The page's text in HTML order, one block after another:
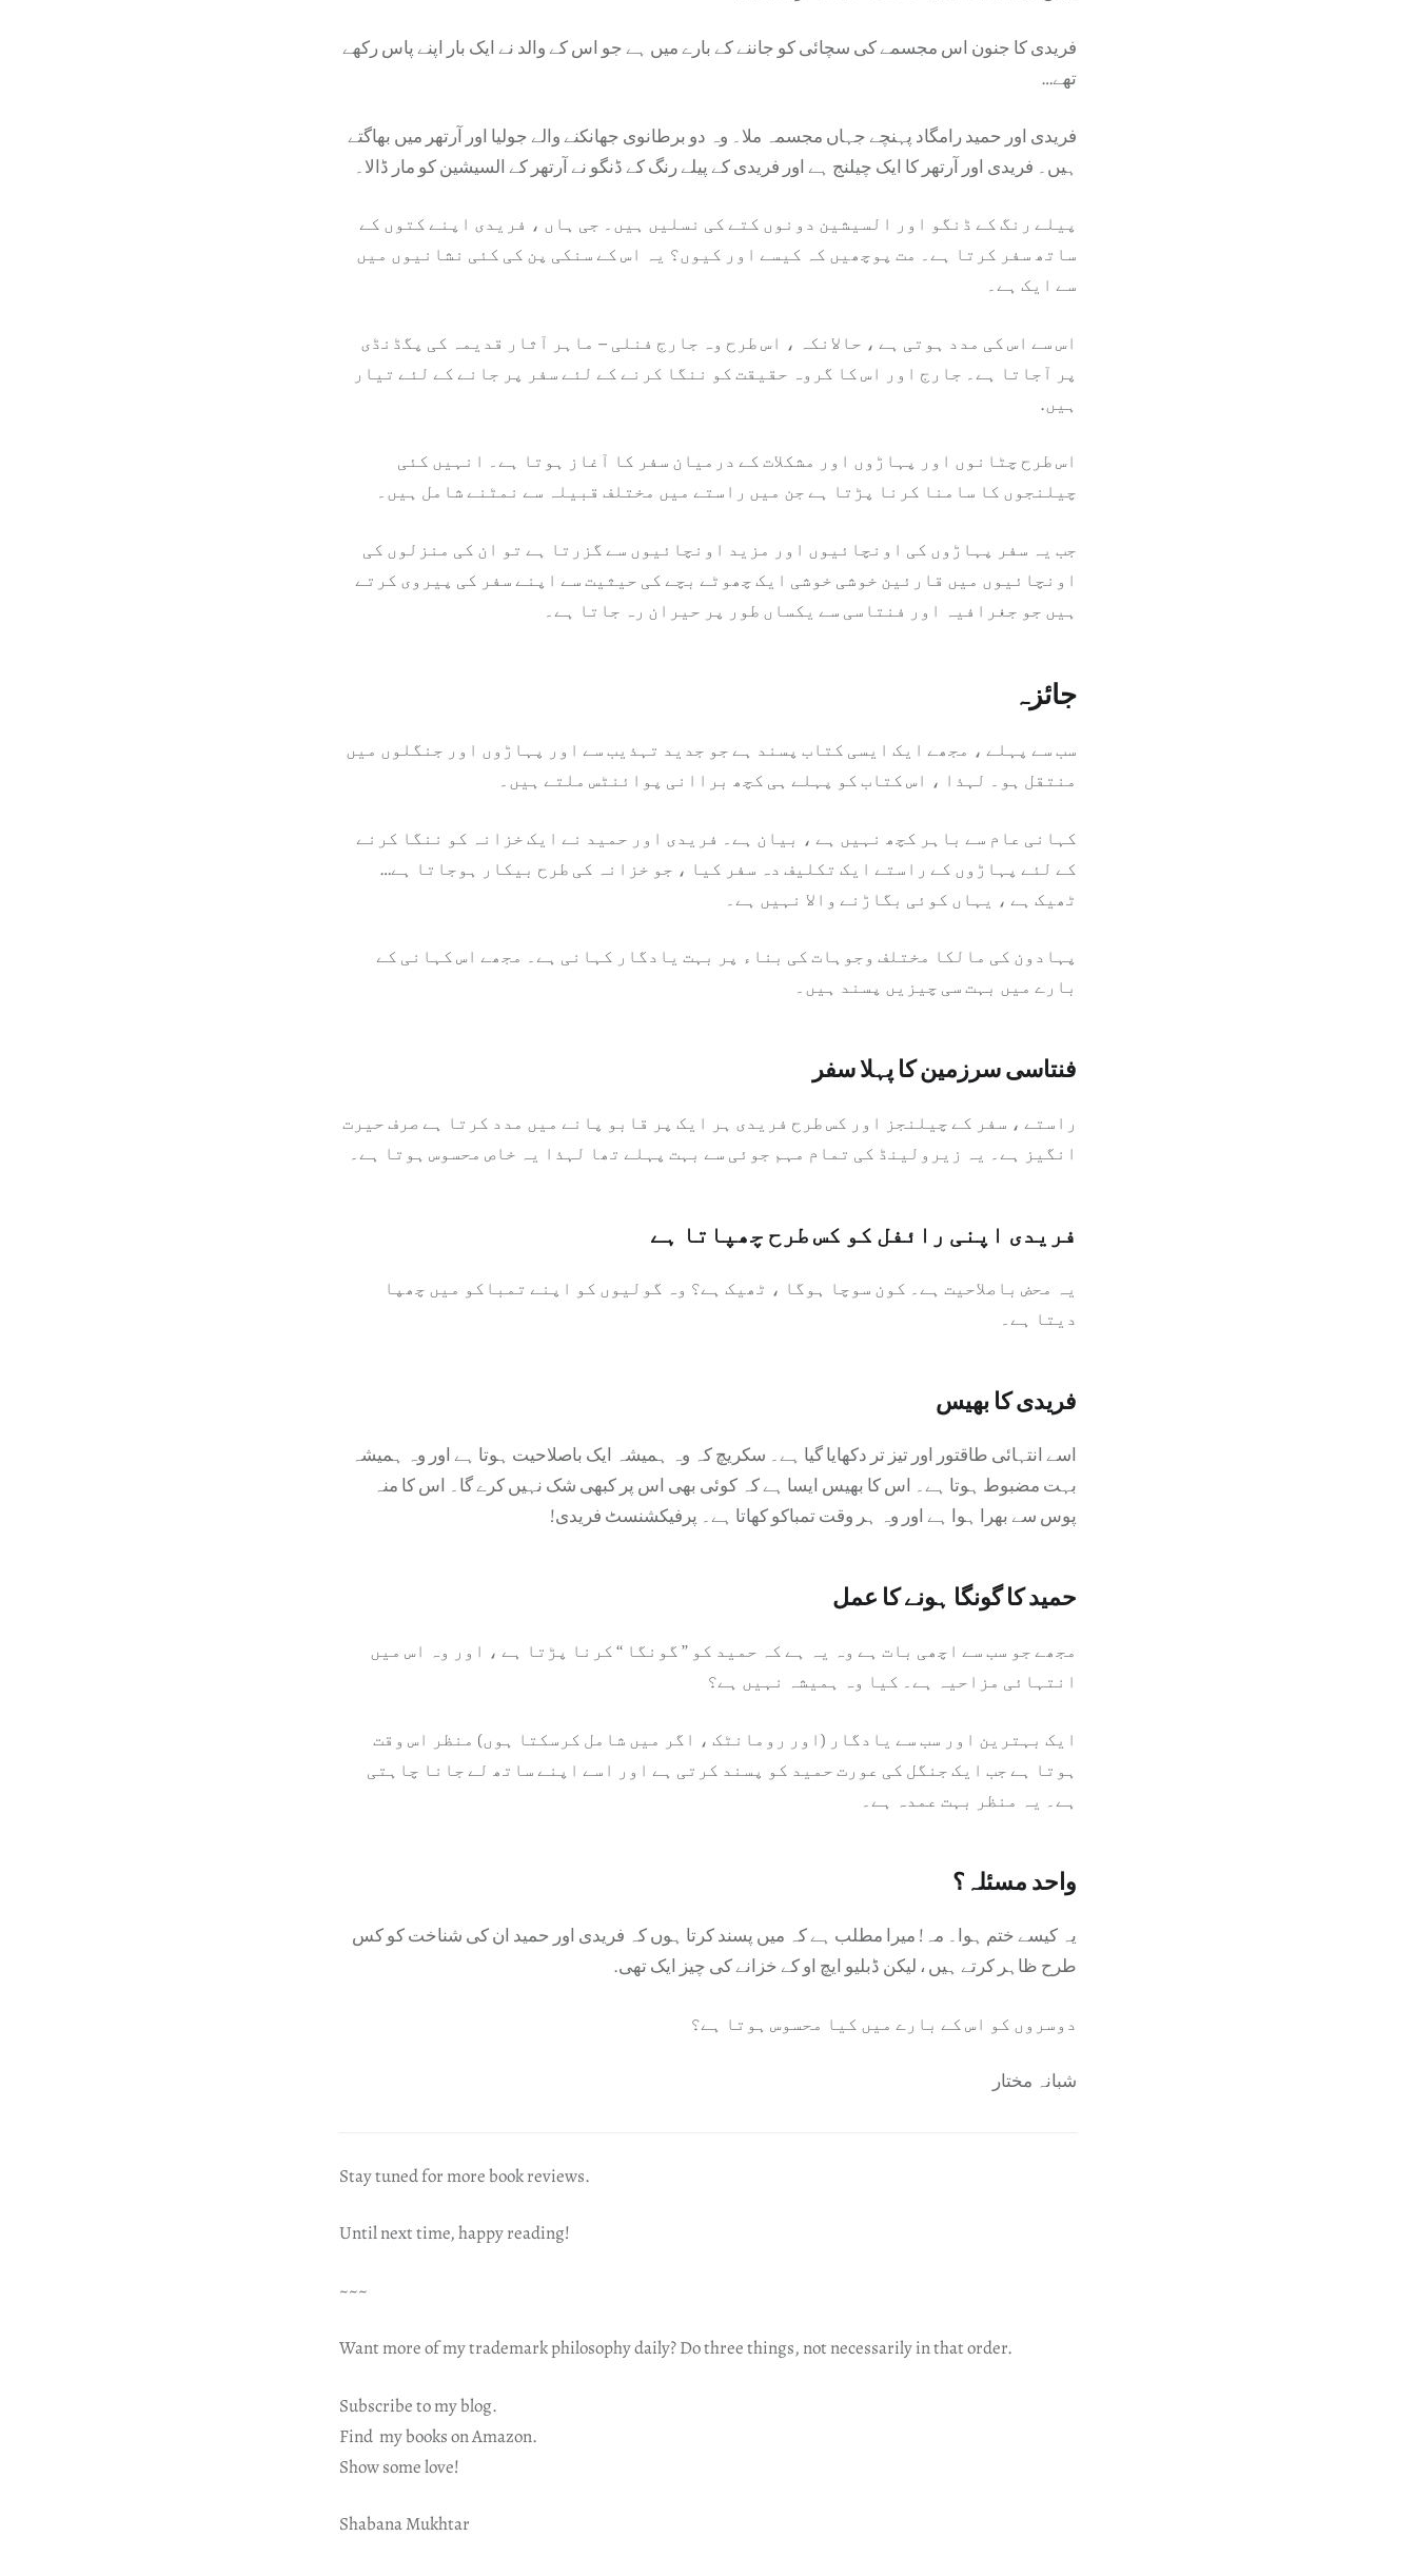
فریدی کا جنون اس مجسمے کی سچائی کو جاننے کے بارے میں ہے جو اس کے والد نے ایک بار اپنے پاس رکھے
تھے…
فریدی اور حمید رامگاد پہنچے جہاں مجسمہ ملا۔ وہ دو برطانوی جھانکنے والے جولیا اور آرتھر میں بھاگتے
ہیں۔ فریدی اور آرتھر کا ایک چیلنج ہے اور فریدی کے پیلے رنگ کے ڈنگو نے آرتھر کے السیشین کو مار ڈالا۔
پیلے رنگ کے ڈنگو اور السیشین دونوں کتے کی نسلیں ہیں۔ جی ہاں ، فریدی اپنے کتوں کے
ساتھ سفر کرتا ہے۔ مت پوچھیں کہ کیسے اور کیوں؟ یہ اس کے سنکی پن کی کئی نشانیوں میں
سے ایک ہے۔
اس سے اس کی مدد ہوتی ہے ، حالانکہ ، اس طرح وہ جارج فنلی – ماہر آثار قدیمہ کی پگڈنڈی
پر آجاتا ہے۔ جارج اور اس کا گروہ حقیقت کو ننگا کرنے کے لئے سفر پر جانے کے لئے تیار
ہیں.
اس طرح چٹانوں اور پہاڑوں اور مشکلات کے درمیان سفر کا آغاز ہوتا ہے۔ انہیں کئی
چیلنجوں کا سامنا کرنا پڑتا ہے جن میں راستے میں مختلف قبیلہ سے نمٹنے شامل ہیں۔
جب یہ سفر پہاڑوں کی اونچائیوں اور مزید اونچائیوں سے گزرتا ہے تو ان کی منزلوں کی
اونچائیوں میں قارئین خوشی خوشی ایک چھوٹے بچے کی حیثیت سے اپنے سفر کی پیروی کرتے
ہیں جو جغرافیہ اور فنتاسی سے یکساں طور پر حیران رہ جاتا ہے۔
جائزہ
سب سے پہلے ، مجھے ایک ایسی کتاب پسند ہے جو جدید تہذیب سے اور پہاڑوں اور جنگلوں میں
منتقل ہو۔ لہذا ، اس کتاب کو پہلے ہی کچھ براانی پوائنٹس ملتے ہیں۔
کہانی عام سے باہر کچھ نہیں ہے ، بیان ہے۔ فریدی اور حمید نے ایک خزانہ کو ننگا کرنے
کے لئے پہاڑوں کے راستے ایک تکلیف دہ سفر کیا ، جو خزانہ کی طرح بیکار ہوجاتا ہے…
ٹھیک ہے ، یہاں کوئی بگاڑنے والا نہیں ہے۔
پہادون کی مالکا مختلف وجوہات کی بناء پر بہت یادگار کہانی ہے۔ مجھے اس کہانی کے
بارے میں بہت سی چیزیں پسند ہیں۔
فنتاسی سرزمین کا پہلا سفر
راستے ، سفر کے چیلنجز اور کس طرح فریدی ہر ایک پر قابو پانے میں مدد کرتا ہے صرف حیرت
انگیز ہے۔ یہ زیرولینڈ کی تمام مہم جوئی سے بہت پہلے تھا لہذا یہ خاص محسوس ہوتا ہے۔
فریدی اپنی رائفل کو کس طرح چھپاتا ہے
یہ محض باصلاحیت ہے۔ کون سوچا ہوگا ، ٹھیک ہے؟ وہ گولیوں کو اپنے تمباکو میں چھپا
دیتا ہے۔
فریدی کا بھیس
اسے انتہائی طاقتور اور تیز تر دکھایا گیا ہے۔ سکریچ کہ وہ ہمیشہ ایک باصلاحیت ہوتا ہے اور وہ ہمیشہ
بہت مضبوط ہوتا ہے۔ اس کا بھیس ایسا ہے کہ کوئی بھی اس پر کبھی شک نہیں کرے گا۔ اس کا منہ
پوس سے بھرا ہوا ہے اور وہ ہر وقت تمباکو کھاتا ہے۔ پرفیکشنسٹ فریدی!
حمید کا گونگا ہونے کا عمل
مجھے جو سب سے اچھی بات ہے وہ یہ ہے کہ حمید کو ’’ گونگا ‘‘ کرنا پڑتا ہے ، اور وہ اس میں
انتہائی مزاحیہ ہے۔ کیا وہ ہمیشہ نہیں ہے؟
ایک بہترین اور سب سے یادگار (اور رومانٹک ، اگر میں شامل کرسکتا ہوں) منظر اس وقت
ہوتا ہے جب ایک جنگل کی عورت حمید کو پسند کرتی ہے اور اسے اپنے ساتھ لے جانا چاہتی
ہے۔ یہ منظر بہت عمدہ ہے۔
واحد مسئلہ؟
یہ کیسے ختم ہوا۔ مہ! میرا مطلب ہے کہ میں پسند کرتا ہوں کہ فریدی اور حمید ان کی شناخت کو کس
طرح ظاہر کرتے ہیں ، لیکن ڈبلیو ایچ او کے خزانے کی چیز ایک تھی.
دوسروں کو اس کے بارے میں کیا محسوس ہوتا ہے؟
شبانہ مختار
Stay tuned for more book reviews.
Until next time, happy reading!
~~~
Want more of my trademark philosophy daily? Do three things, not necessarily in that order.
Subscribe to my blog.
Find my books on Amazon.
Show some love!
Shabana Mukhtar